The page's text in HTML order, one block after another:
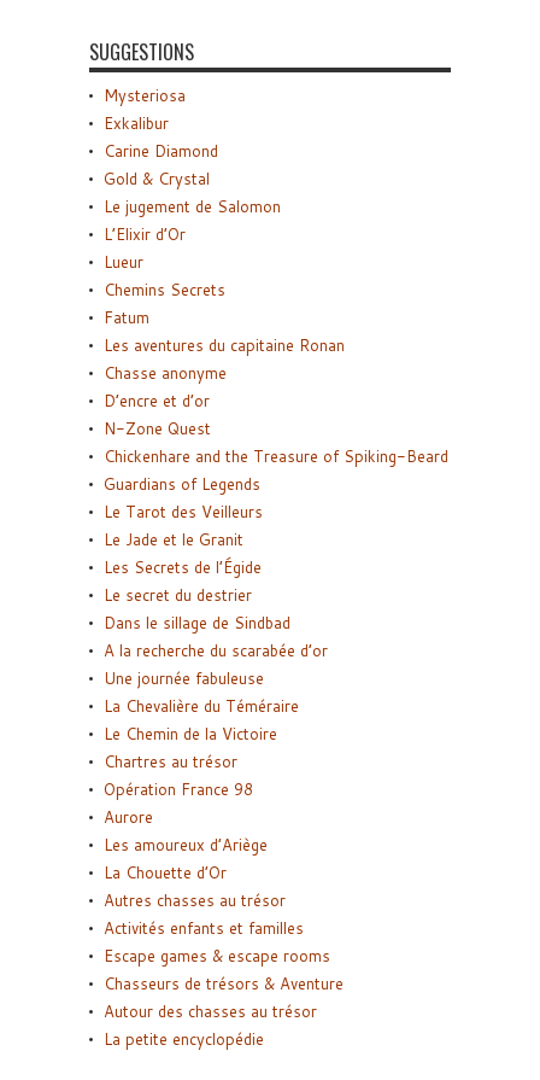
SUGGESTIONS
Mysteriosa
Exkalibur
Carine Diamond
Gold & Crystal
Le jugement de Salomon
L’Elixir d’Or
Lueur
Chemins Secrets
Fatum
Les aventures du capitaine Ronan
Chasse anonyme
D’encre et d’or
N-Zone Quest
Chickenhare and the Treasure of Spiking-Beard
Guardians of Legends
Le Tarot des Veilleurs
Le Jade et le Granit
Les Secrets de l’Égide
Le secret du destrier
Dans le sillage de Sindbad
A la recherche du scarabée d’or
Une journée fabuleuse
La Chevalière du Téméraire
Le Chemin de la Victoire
Chartres au trésor
Opération France 98
Aurore
Les amoureux d’Ariège
La Chouette d’Or
Autres chasses au trésor
Activités enfants et familles
Escape games & escape rooms
Chasseurs de trésors & Aventure
Autour des chasses au trésor
La petite encyclopédie